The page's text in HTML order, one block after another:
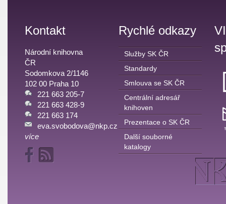
Kontakt
Národní knihovna
ČR
Sodomkova 2/1146
102 00 Praha 10
221 663 205-7
221 663 428-9
221 663 174
eva.svobodova@nkp.cz
více
Rychlé odkazy
Služby SK ČR
Standardy
Smlouva se SK ČR
Centrální adresář
knihoven
Prezentace o SK ČR
Další souborné
katalogy